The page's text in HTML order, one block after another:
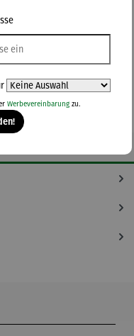
Werbevereinbarungzu.